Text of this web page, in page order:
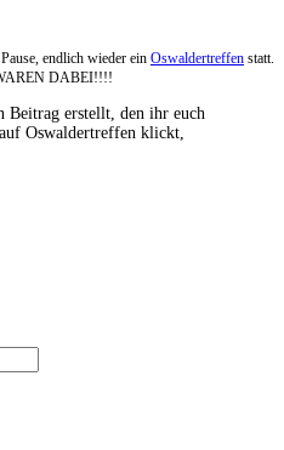
endlich wieder ein Oswaldertreffen statt.
DABEI!!!!
erstellt, den ihr euch
Oswaldertreffen klickt,